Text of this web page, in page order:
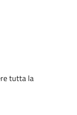
tutta la